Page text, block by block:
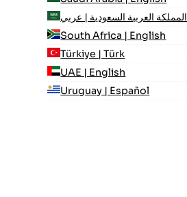
المملكة العربية السعودية | عربي
South Africa | English
Türkiye | Türk
UAE | English
Uruguay | Español